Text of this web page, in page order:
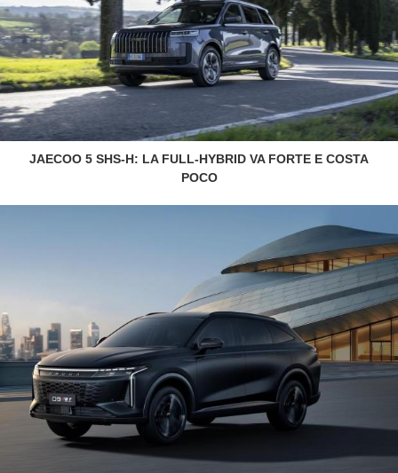
JAECOO 5 SHS-H: LA FULL-HYBRID VA FORTE E COSTA
POCO